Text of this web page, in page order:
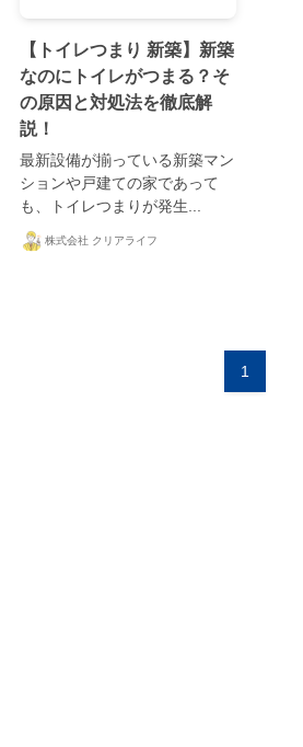
【トイレつまり 新築】新築
なのにトイレがつまる？そ
の原因と対処法を徹底解
説！
最新設備が揃っている新築マン
ションや戸建ての家であって
も、トイレつまりが発生...
株式会社 クリアライフ
1